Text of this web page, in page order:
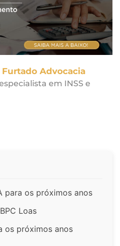
Advocacia
em INSS e
para os próximos anos
Loas
os próximos anos